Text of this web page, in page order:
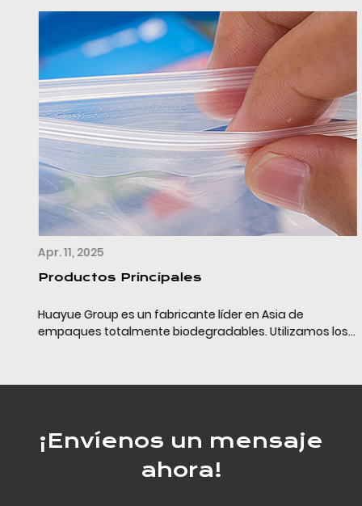
Apr. 11, 2025
Productos Principales
Huayue Group es un fabricante líder en Asia de
empaques totalmente biodegradables. Utilizamos los
la tecn...
¡Envíenos un mensaje
ahora!